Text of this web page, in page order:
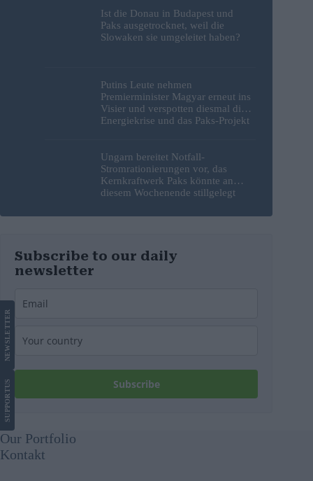
Ist die Donau in Budapest und
Paks ausgetrocknet, weil die
Slowaken sie umgeleitet haben?
Putins Leute nehmen
Premierminister Magyar erneut ins
Visier und verspotten diesmal die
Energiekrise und das Paks-Projekt
Ungarn bereitet Notfall-
Stromrationierungen vor, das
Kernkraftwerk Paks könnte an
diesem Wochenende stillgelegt
Subscribe to our daily
newsletter
Subscribe
SUPPORT
US
NEWS
LETTER
Our Portfolio
Kontakt